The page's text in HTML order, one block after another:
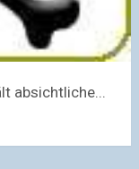
absichtliche...